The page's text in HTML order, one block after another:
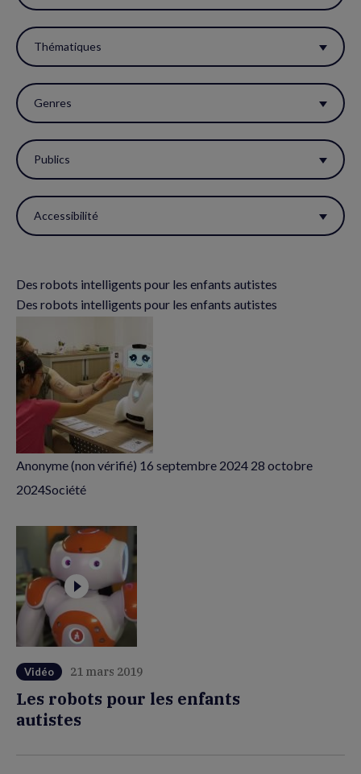
filtres
pour
réactualiser
la
page.
Thématiques
Genres
Publics
Accessibilité
Des robots intelligents pour les enfants autistes
Des robots intelligents pour les enfants autistes
Anonyme (non vérifié) 16 septembre 2024 28 octobre
2024Société
Vidéo 21 mars 2019
Les robots pour les enfants
autistes